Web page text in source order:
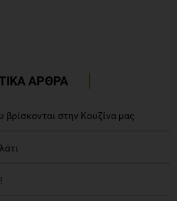
ΑΡΘΡΑ
στην Κουζίνα μας